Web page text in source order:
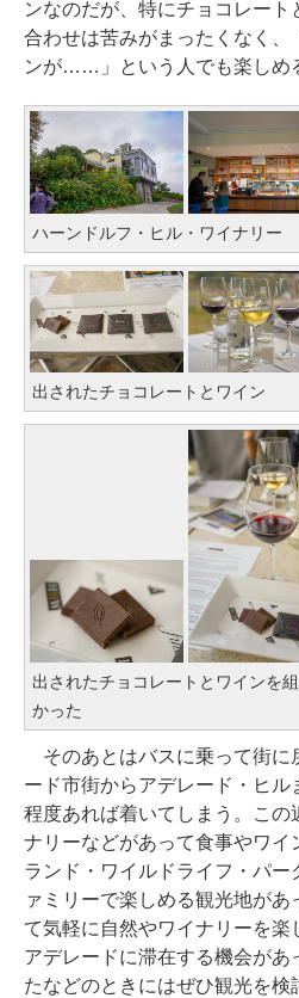
ンなのだが、特にチョコレー
合わせは苦みがまったくなく、
ンが……」という人でも楽しめ
ハーンドルフ・ヒル・ワイナリー
出されたチョコレートとワイン
出されたチョコレートとワインを
かった
そのあとはバスに乗って街に
ード市街からアデレード・ヒル
程度あれば着いてしまう。この
ナリーなどがあって食事やワイ
ランド・ワイルドライフ・パー
ァミリーで楽しめる観光地が
て気軽に自然やワイナリーを楽
アデレードに滞在する機会があ
たなどのときにはぜひ観光を検